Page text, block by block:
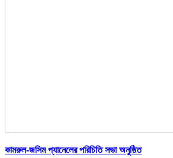
কামরুল-জসিম প্যানেলের পরিচিতি সভা অনুষ্ঠিত